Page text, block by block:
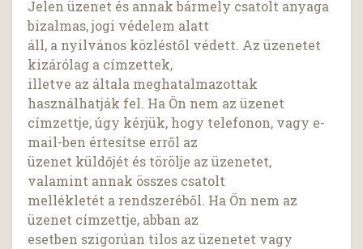
Jelen üzenet és annak bármely csatolt anyaga
bizalmas, jogi védelem alatt
áll, a nyilvános közléstől védett. Az üzenetet
kizárólag a címzettek,
illetve az általa meghatalmazottak
használhatják fel. Ha Ön nem az üzenet
címzettje, úgy kérjük, hogy telefonon, vagy e-
mail-ben értesítse erről az
üzenet küldőjét és törölje az üzenetet,
valamint annak összes csatolt
mellékletét a rendszeréből. Ha Ön nem az
üzenet címzettje, abban az
esetben szigorúan tilos az üzenetet vagy